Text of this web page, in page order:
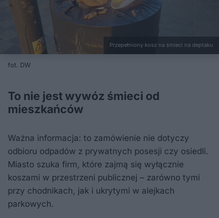
Przepełniony kosz na śmieci na deptaku
fot. DW
To nie jest wywóz śmieci od
mieszkańców
Ważna informacja: to zamówienie nie dotyczy
odbioru odpadów z prywatnych posesji czy osiedli.
Miasto szuka firm, które zajmą się wyłącznie
koszami w przestrzeni publicznej – zarówno tymi
przy chodnikach, jak i ukrytymi w alejkach
parkowych.